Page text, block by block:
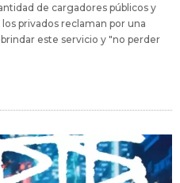
de cargadores públicos y
privados reclaman por una
este servicio y "no perder